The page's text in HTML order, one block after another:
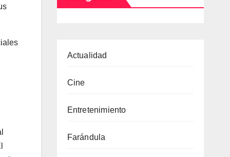
Actualidad
Cine
Entretenimiento
Farándula